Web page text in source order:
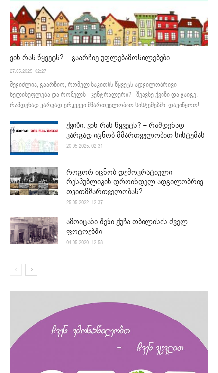
ვინ რას წყვეტს? – გაარჩიე უფლებამოსილებები
27.05.2025. 02:27
შეგიძლია, გაარჩიო, რომელ საკითხს წყვეტს ადგილობრივი
ხელისუფლება და რომელს - ცენტრალური? - შეავსე ქვიზი და გაიგე,
რამდენად კარგად ერკვევი მმართველობით სისტემებში. დავიწყოთ!
ქვიზი: ვინ რას წყვეტს? – რამდენად
კარგად იცნობ მმართველობით სისტემას
20.05.2025. 02:31
როგორ იცნობ დემოკრატიული
რესპუბლიკის დროინდელ ადგილობრივ
თვითმმართველობას?
25.05.2022. 12:37
ამოიცანი შენი ქუჩა თბილისის ძველ
ფოტოებში
04.05.2020. 12:58